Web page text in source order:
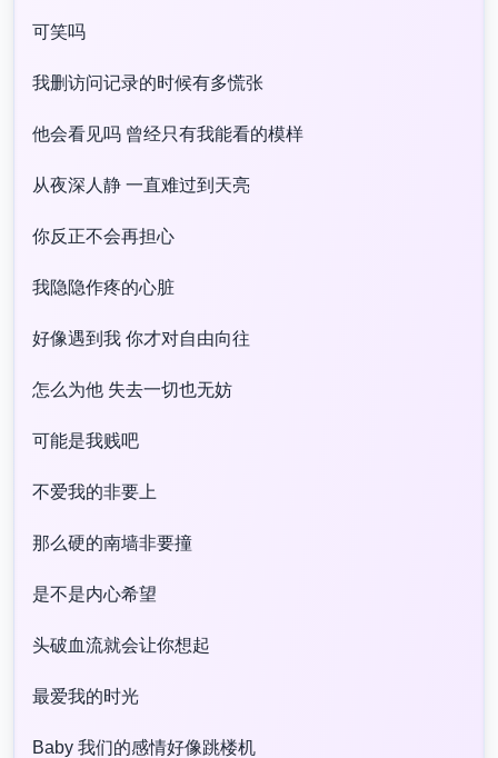
可笑吗​
我删访问记录的时候有多慌张​
他会看见吗 曾经只有我能看的模样​
从夜深人静 一直难过到天亮​
你反正不会再担心​
我隐隐作疼的心脏​
好像遇到我 你才对自由向往​
怎么为他 失去一切也无妨​
可能是我贱吧​
不爱我的非要上​
那么硬的南墙非要撞​
是不是内心希望​
头破血流就会让你想起​
最爱我的时光​
Baby 我们的感情好像跳楼机​